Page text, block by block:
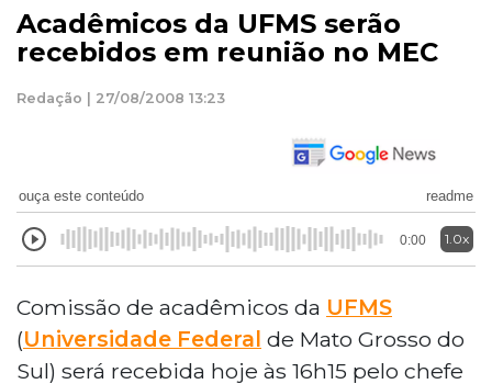
Acadêmicos da UFMS serão
recebidos em reunião no MEC
Redação | 27/08/2008 13:23
ouça este conteúdo readme
0:00 1.0x
Comissão de acadêmicos da UFMS
(Universidade Federal de Mato Grosso do
Sul) será recebida hoje às 16h15 pelo chefe